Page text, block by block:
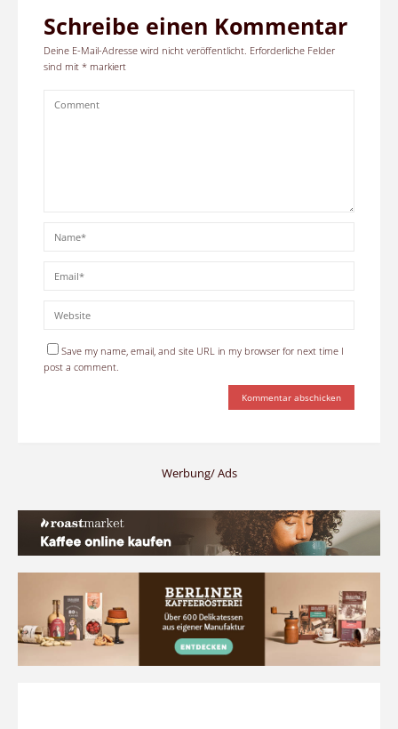
Schreibe einen Kommentar
Deine E-Mail-Adresse wird nicht veröffentlicht. Erforderliche Felder
sind mit *markiert
Save my name, email, and site URL in my browser for next time I
post a comment.
Werbung/ Ads